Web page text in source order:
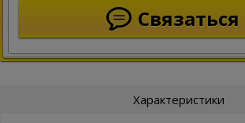
Связаться
Характеристики